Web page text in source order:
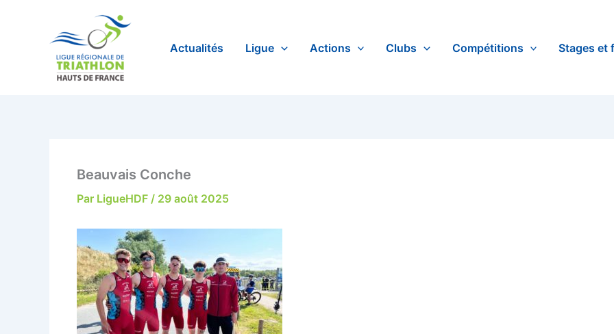
Actualités Ligue Actions Clubs Compétitions Stages et
Beauvais Conche
Par LigueHDF / 29 août 2025